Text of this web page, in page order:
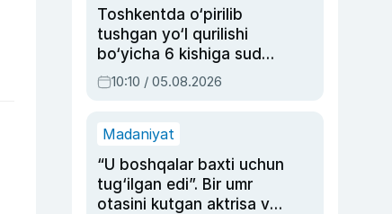
Toshkentda o‘pirilib
tushgan yo‘l qurilishi
bo‘yicha 6 kishiga sud
hukmi o‘qildi
10:10 / 05.08.2026
Madaniyat
“U boshqalar baxti uchun
tug‘ilgan edi”. Bir umr
otasini kutgan aktrisa va